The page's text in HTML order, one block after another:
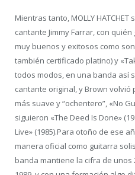
Mientras tanto, MOLLY
cantante Jimmy Farrar, con
muy buenos y exitosos como son
también certificado platino) y
todos modos, en una banda así
cantante original, y Brown
más suave y “ochentero”, «No
siguieron «The Deed Is Done»
Live» (1985).Para otoño de ese
manera oficial como guitarra
banda mantiene la cifra de unos